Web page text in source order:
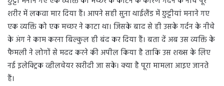
शरीर में लकवा मार दिया हैं। आपने सही सुना थाईलैंड में छुट्टीयां मनाने गए
एक व्यक्ति को एक मच्छर ने काटा था। जिसके बाद से ही उसके गर्दन के नीचे
के अंग ने काम करना बिल्कुल ही बंद कर दिया हैं। बता दें अब उस व्यक्ति के
फैमली ने लोगों से मदद करने की अपील किया है ताकि उस शख्स के लिए
नई इलेक्ट्रिक व्हीलचेयर खरीदी जा सके। क्या है पूरा मामला आइए जानते
हैं।